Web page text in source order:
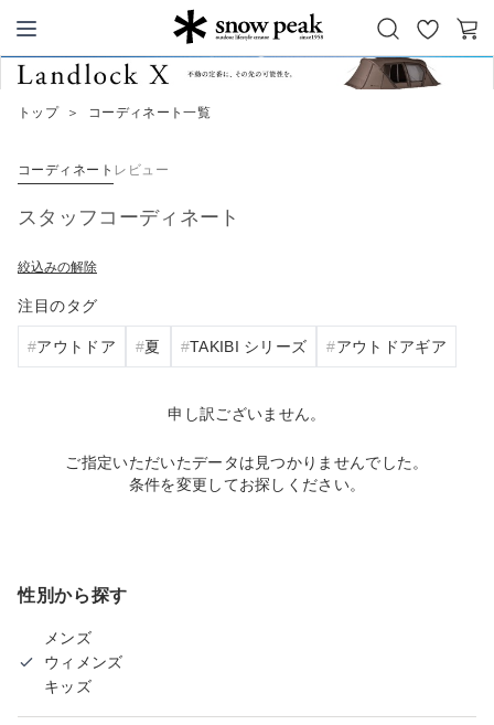
Snow Peak
お
気
カ
トップ ＞ コーディネート一覧
コーディネート レビュー
スタッフコーディネート
絞込みの解除
注目のタグ
アウトドア 夏 TAKIBI シリーズ アウトドアギア
申し訳ございません。
ご指定いただいたデータは見つかりませんでした。
条件を変更してお探しください。
性別から探す
メンズ
ウィメンズ
キッズ